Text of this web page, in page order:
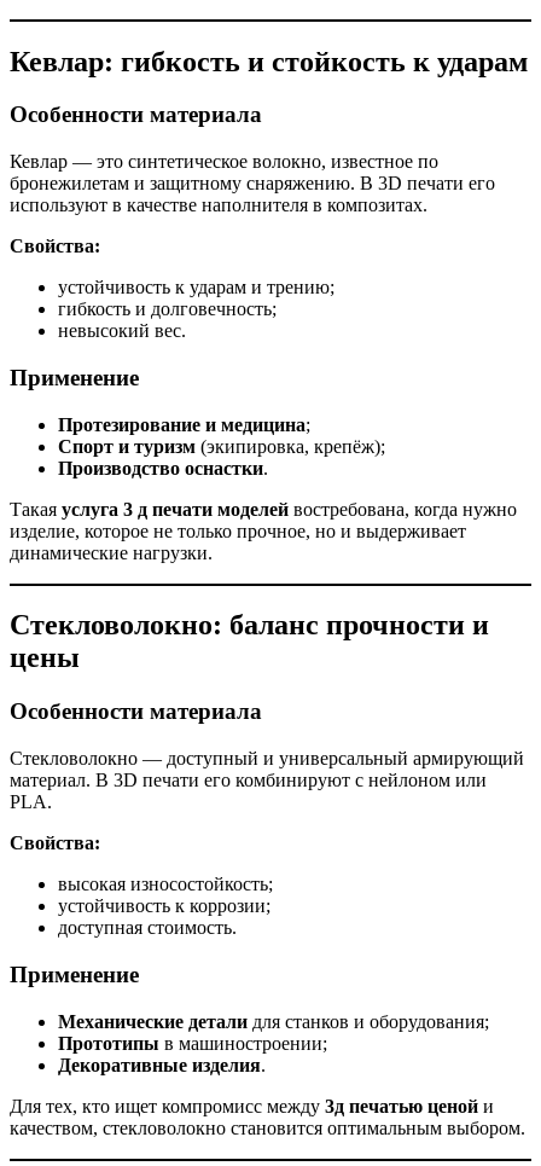
Кевлар: гибкость и стойкость к ударам
Особенности материала
Кевлар — это синтетическое волокно, известное по
бронежилетам и защитному снаряжению. В 3D печати его
используют в качестве наполнителя в композитах.
Свойства:
устойчивость к ударам и трению;
гибкость и долговечность;
невысокий вес.
Применение
Протезирование и медицина;
Спорт и туризм (экипировка, крепёж);
Производство оснастки.
Такая услуга 3 д печати моделей востребована, когда нужно
изделие, которое не только прочное, но и выдерживает
динамические нагрузки.
Стекловолокно: баланс прочности и
цены
Особенности материала
Стекловолокно — доступный и универсальный армирующий
материал. В 3D печати его комбинируют с нейлоном или
PLA.
Свойства:
высокая износостойкость;
устойчивость к коррозии;
доступная стоимость.
Применение
Механические детали для станков и оборудования;
Прототипы в машиностроении;
Декоративные изделия.
Для тех, кто ищет компромисс между 3д печатью ценой и
качеством, стекловолокно становится оптимальным выбором.